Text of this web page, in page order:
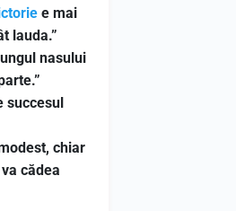
e mai
lauda.”
nasului
succesul
chiar
cădea